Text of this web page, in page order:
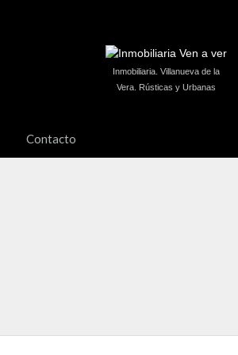
Inmobiliaria. Villanueva de la
Vera. Rústicas y Urbanas
Contacto